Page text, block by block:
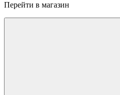
Перейти в магазин